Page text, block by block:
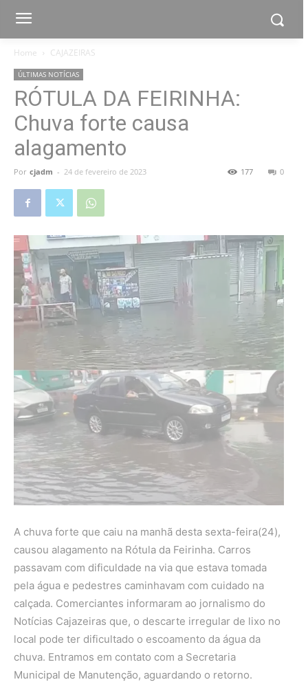
Home CAJAZEIRAS
ÚLTIMAS NOTÍCIAS
RÓTULA DA FEIRINHA:
Chuva forte causa
alagamento
Por cjadm - 24 de fevereiro de 2023 0
177
A chuva forte que caiu na manhã desta sexta-feira(24),
causou alagamento na Rótula da Feirinha. Carros
passavam com dificuldade na via que estava tomada
pela água e pedestres caminhavam com cuidado na
calçada. Comerciantes informaram ao jornalismo do
Notícias Cajazeiras que, o descarte irregular de lixo no
local pode ter dificultado o escoamento da água da
chuva. Entramos em contato com a Secretaria
Municipal de Manutenção, aguardando o retorno.